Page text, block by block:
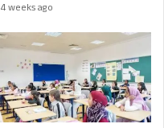
4 weeks ago